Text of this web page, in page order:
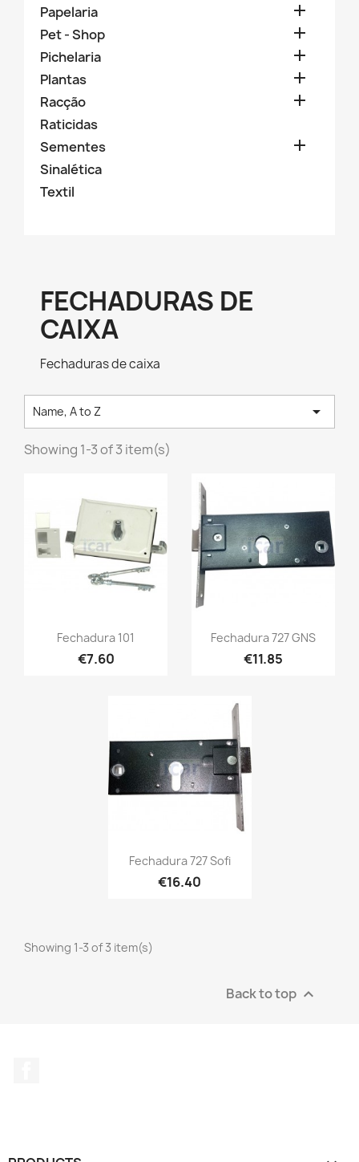
Papelaria

Pet - Shop 
Pichelaria 
Plantas 
Racção 
Raticidas
Sementes

Sinalética
Textil
FECHADURAS DE
CAIXA
Fechaduras de caixa
Name, A to Z 
Showing 1-3 of 3 item(s)
Fechadura 101
€7.60
Fechadura 727 GNS
€11.85
Fechadura 727 Sofi
€16.40
Showing 1-3 of 3 item(s)
Back to top 